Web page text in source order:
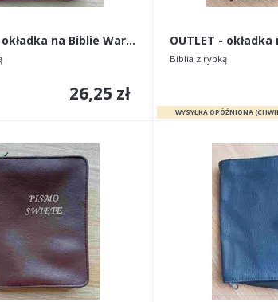
OUTLET - okładka na Biblie Warszawską stare wydani
26,25 zł
Biblia z rybką